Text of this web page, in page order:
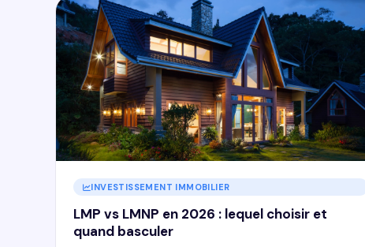
INVESTISSEMENT IMMOBILIER
LMP vs LMNP en 2026 : lequel choisir et
quand basculer